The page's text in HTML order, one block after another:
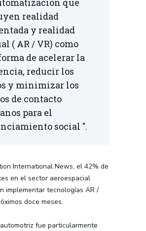
que
realidad
y realidad
( AR / VR) como
de acelerar la
reducir los
y minimizar los
de contacto
para el
social ".
International News, el 42% de
en el sector aeroespacial
implementar tecnologías AR /
doce meses.
fue particularmente